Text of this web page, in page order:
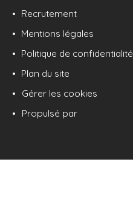
Recrutement
Mentions légales
Politique de confidentialité
Plan du site
Gérer les cookies
Propulsé par